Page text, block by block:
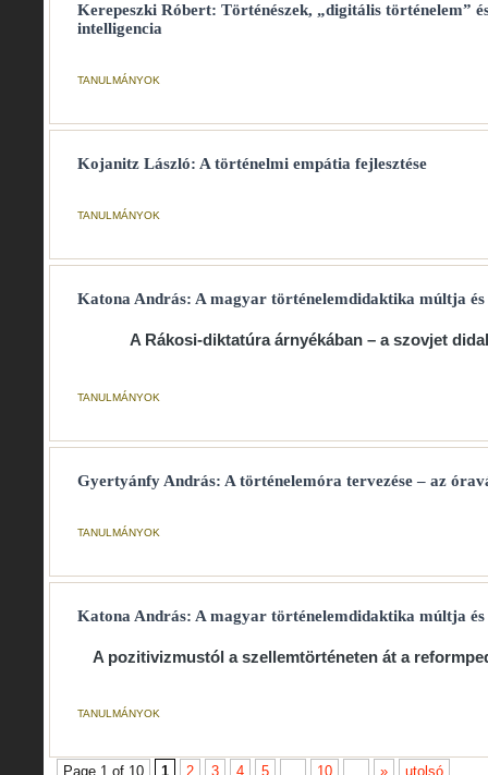
Kerepeszki Róbert: Történészek, „digitális történelem”
intelligencia
TANULMÁNYOK
Kojanitz László: A történelmi empátia fejlesztése
TANULMÁNYOK
Katona András: A magyar történelemdidaktika múltja és
A Rákosi-diktatúra árnyékában – a szovjet
TANULMÁNYOK
Gyertyánfy András: A történelemóra tervezése – az
TANULMÁNYOK
Katona András: A magyar történelemdidaktika múltja és
A pozitivizmustól a szellemtörténeten át a
TANULMÁNYOK
Page 1 of 10 1 2 3 4 5 10 » utolsó